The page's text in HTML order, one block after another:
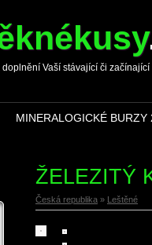
Vaší stávající či začínající
MINERALOGICKÉ BURZY
ŽELEZITÝ
Česká republika » Leštěné